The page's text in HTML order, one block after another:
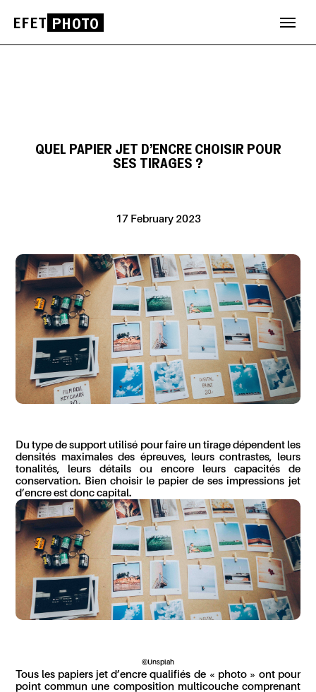
QUEL PAPIER JET D’ENCRE CHOISIR POUR
SES TIRAGES ?
17 February 2023
Du type de support utilisé pour faire un tirage dépendent les
densités maximales des épreuves, leurs contrastes, leurs
tonalités, leurs détails ou encore leurs capacités de
conservation. Bien choisir le papier de ses impressions jet
d’encre est donc capital.
©Unsplah
Tous les papiers jet d’encre qualifiés de « photo » ont pour
point commun une composition multicouche comprenant
EFET PHOTO